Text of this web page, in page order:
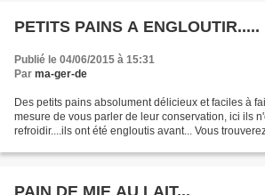
PETITS PAINS A ENGLOUTIR.....
Publié le 04/06/2015 à 15:31
Par ma-ger-de
Des petits pains absolument délicieux et faciles à
mesure de vous parler de leur conservation, ici ils
refroidir....ils ont été engloutis avant... Vous
PAIN DE MIE AU LAIT...